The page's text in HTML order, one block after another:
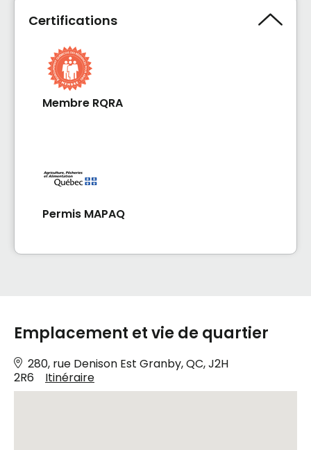
Certifications
Membre RQRA
Permis MAPAQ
Emplacement et vie de quartier
280, rue Denison Est Granby, QC, J2H
2R6
Itinéraire